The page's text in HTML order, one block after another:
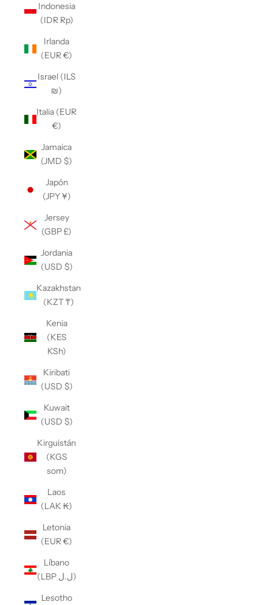
Indonesia
(IDR Rp)
Irlanda
(EUR €)
Israel (ILS
₪)
Italia (EUR
€)
Jamaica
(JMD $)
Japón
(JPY ¥)
Jersey
(GBP £)
Jordania
(USD $)
Kazakhstan
(KZT ₸)
Kenia
(KES
KSh)
Kiribati
(USD $)
Kuwait
(USD $)
Kirguistán
(KGS
som)
Laos
(LAK ₭)
Letonia
(EUR €)
Líbano
(LBP ل.ل)
Lesotho